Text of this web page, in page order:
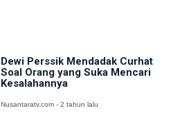
Dewi Perssik Mendadak Curhat
Soal Orang yang Suka Mencari
Kesalahannya
Nusantaratv.com - 2 tahun lalu